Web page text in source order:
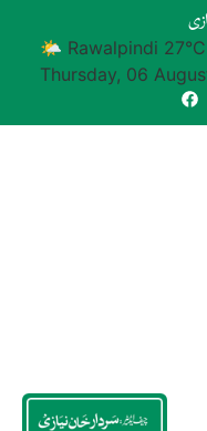
🌤 Rawalpindi 27°C
Thursday, 06